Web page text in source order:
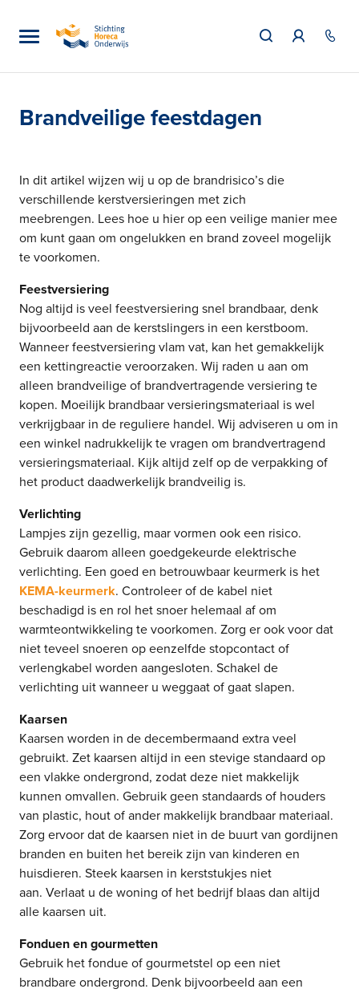
Brandveilige feestdagen
In dit artikel wijzen wij u op de brandrisico’s die
verschillende kerstversieringen met zich
meebrengen. Lees hoe u hier op een veilige manier mee
om kunt gaan om ongelukken en brand zoveel mogelijk
te voorkomen.
Feestversiering
Nog altijd is veel feestversiering snel brandbaar, denk
bijvoorbeeld aan de kerstslingers in een kerstboom.
Wanneer feestversiering vlam vat, kan het gemakkelijk
een kettingreactie veroorzaken. Wij raden u aan om
alleen brandveilige of brandvertragende versiering te
kopen. Moeilijk brandbaar versieringsmateriaal is wel
verkrijgbaar in de reguliere handel. Wij adviseren u om in
een winkel nadrukkelijk te vragen om brandvertragend
versieringsmateriaal. Kijk altijd zelf op de verpakking of
het product daadwerkelijk brandveilig is.
Verlichting
Lampjes zijn gezellig, maar vormen ook een risico.
Gebruik daarom alleen goedgekeurde elektrische
verlichting. Een goed en betrouwbaar keurmerk is het
KEMA-keurmerk. Controleer of de kabel niet
beschadigd is en rol het snoer helemaal af om
warmteontwikkeling te voorkomen. Zorg er ook voor dat
niet teveel snoeren op eenzelfde stopcontact of
verlengkabel worden aangesloten. Schakel de
verlichting uit wanneer u weggaat of gaat slapen.
Kaarsen
Kaarsen worden in de decembermaand extra veel
gebruikt. Zet kaarsen altijd in een stevige standaard op
een vlakke ondergrond, zodat deze niet makkelijk
kunnen omvallen. Gebruik geen standaards of houders
van plastic, hout of ander makkelijk brandbaar materiaal.
Zorg ervoor dat de kaarsen niet in de buurt van gordijnen
branden en buiten het bereik zijn van kinderen en
huisdieren. Steek kaarsen in kerststukjes niet
aan. Verlaat u de woning of het bedrijf blaas dan altijd
alle kaarsen uit.
Fonduen en gourmetten
Gebruik het fondue of gourmetstel op een niet
brandbare ondergrond. Denk bijvoorbeeld aan een